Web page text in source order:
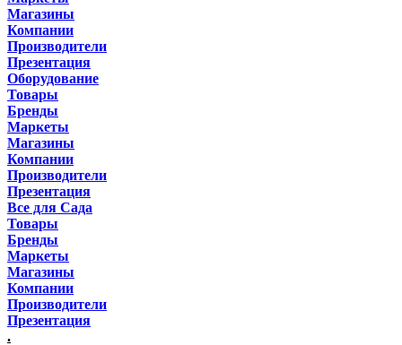
Магазины
Компании
Производители
Презентация
Оборудование
Товары
Бренды
Маркеты
Магазины
Компании
Производители
Презентация
Все для Сада
Товары
Бренды
Маркеты
Магазины
Компании
Производители
Презентация
.